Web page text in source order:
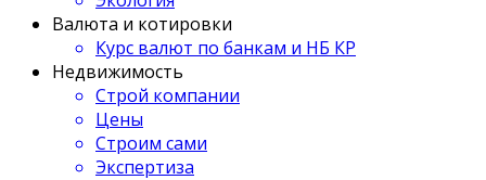
Валюта и котировки
Курс валют по банкам и НБ КР
Недвижимость
Строй компании
Цены
Строим сами
Экспертиза